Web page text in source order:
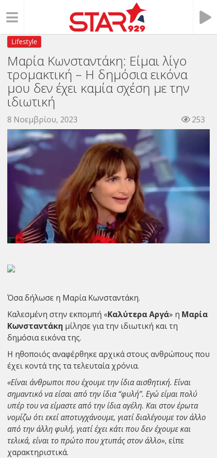
Lifestyle
Μαρία Κωνσταντάκη: Είμαι λίγο
τρομακτική – Η δημόσια εικόνα
μου δεν έχει καμία σχέση με την
ιδιωτική
8 Νοεμβρίου, 2023 253
Όσα δήλωσε η Μαρία Κωνσταντάκη.
Καλεσμένη στην εκπομπή «ΚαλύτεραΑργά» η Μαρία
Κωνσταντάκη μίλησε για την ιδιωτική και τη
δημόσια εικόνα της.
Η ηθοποιός αναφέρθηκε αρχικά στους ανθρώπους που
έχει κοντά της τα τελευταία χρόνια.
«Είναι άνθρωποι που έχουμε την ίδια αισθητική. Είναι
σημαντικό να είσαι από την ίδια “φυλή”. Εγώ είμαι πολύ
υπέρ του να είμαστε από την ίδια αγέλη. Και στον έρωτα
νομίζω ότι εκεί αποτυγχάνουμε, γιατί διαλέγουμε τον άλλο
από την άλλη φυλή, γιατί έχει κάτι που δεν έχουμε και
τελικά, είναι το πρώτο που χτυπάς στον άλλο», είπε
χαρακτηριστικά.